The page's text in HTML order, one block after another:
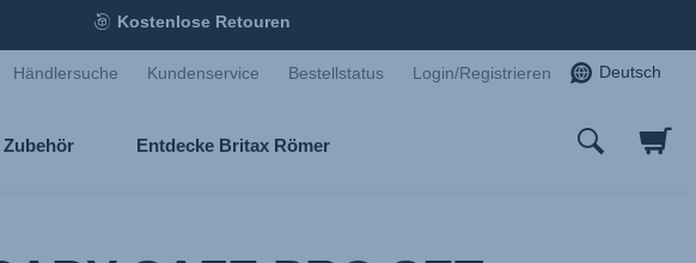
Kostenlose Retouren
Händlersuche Kundenservice Bestellstatus Login/Registrieren Deutsch
Zubehör Entdecke Britax Römer